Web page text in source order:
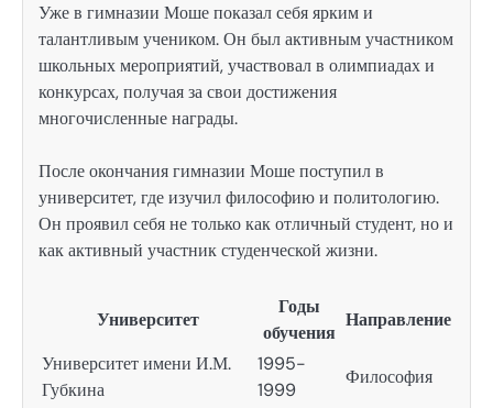
Уже в гимназии Моше показал себя ярким и
талантливым учеником. Он был активным участником
школьных мероприятий, участвовал в олимпиадах и
конкурсах, получая за свои достижения
многочисленные награды.
После окончания гимназии Моше поступил в
университет, где изучил философию и политологию.
Он проявил себя не только как отличный студент, но и
как активный участник студенческой жизни.
Университет
Годы
обучения
Направление
Университет имени И.М.
Губкина
1995-
1999
Философия